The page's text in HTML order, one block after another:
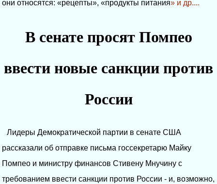
они относятся: «рецепты», «продукты питания» и др....
В сенате просят Помпео
ввести новые санкции против
России
Лидеры Демократической партии в сенате США
рассказали об отправке письма госсекретарю Майку
Помпео и министру финансов Стивену Мнучину с
требованием ввести санкции против России - и, возможно,